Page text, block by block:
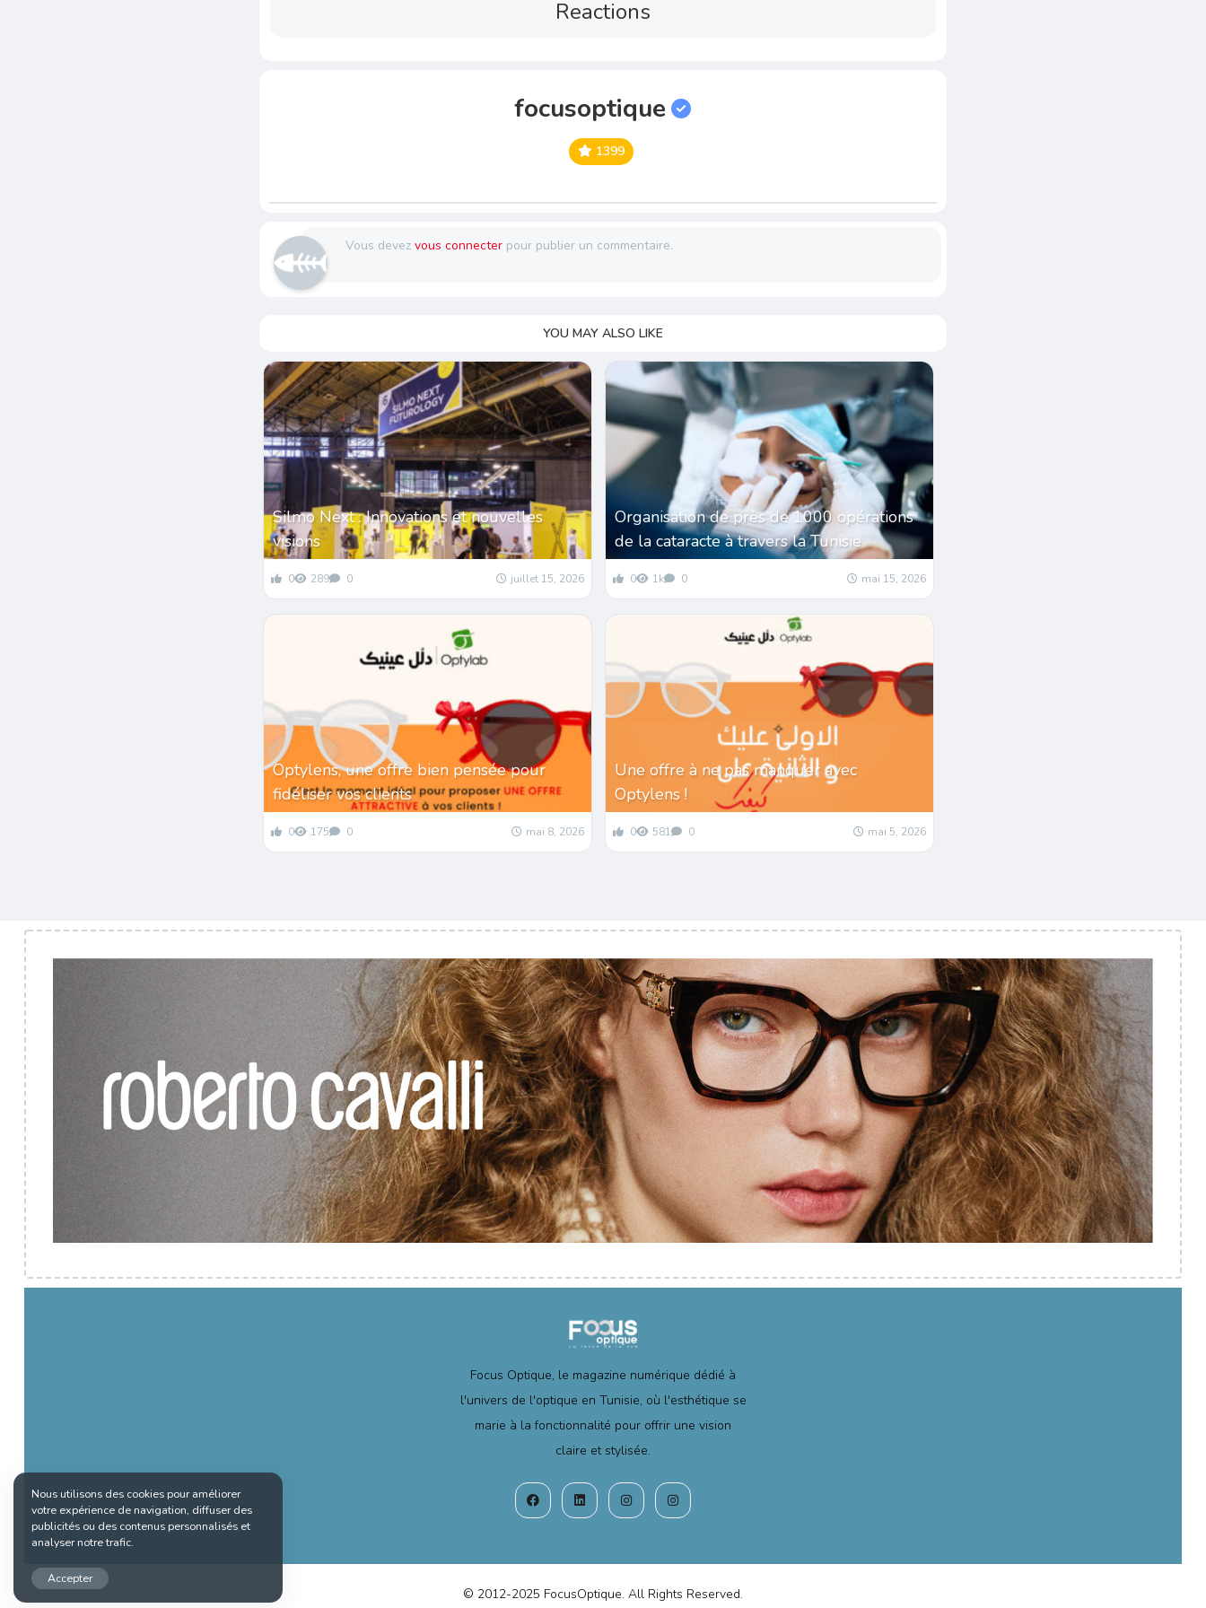
Reactions
focusoptique
1399
Vous devezvous connecter pour publier un commentaire.
YOU MAY ALSO LIKE
Silmo Next : Innovations et nouvelles
visions
0 289 0 juillet 15, 2026
Organisation de près de 1000 opérations
de la cataracte à travers la Tunisie
0 1k 0 mai 15, 2026
Optylens, une offre bien pensée pour
fidéliser vos clients
0 175 0 mai 8, 2026
Une offre à ne pas manquer avec
Optylens !
0 581 0 mai 5, 2026
Focus Optique, le magazine numérique dédié à
l'univers de l'optique en Tunisie, où l'esthétique se
marie à la fonctionnalité pour offrir une vision
claire et stylisée.
© 2012-2025 FocusOptique. All Rights Reserved.
Nous utilisons des cookies pour améliorer
votre expérience de navigation, diffuser des
publicités ou des contenus personnalisés et
analyser notre trafic.
Accepter